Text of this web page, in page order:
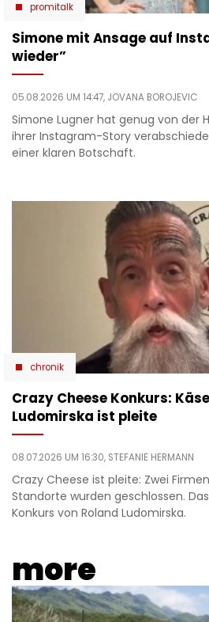
promitalk
Simone mit Ansage auf
wieder”
05.08.2026 UM 14:47, JOVANA BOROJEVIC
Simone Lugner hat genug von der
ihrer Instagram-Story
einer klaren Botschaft.
chronik
Crazy Cheese Konkurs:
Ludomirska ist pleite
08.07.2026 UM 16:30, STEFANIE HERMANN
Crazy Cheese ist pleite: Zwei
Standorte wurden geschlossen.
Konkurs von Roland Ludomirska.
more